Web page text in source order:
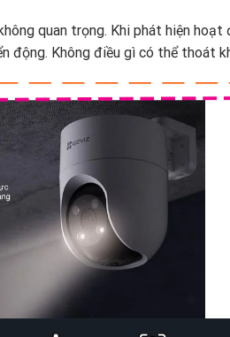
quan trọng. Khi phát hiện hoạt
động. Không điều gì có thể thoát